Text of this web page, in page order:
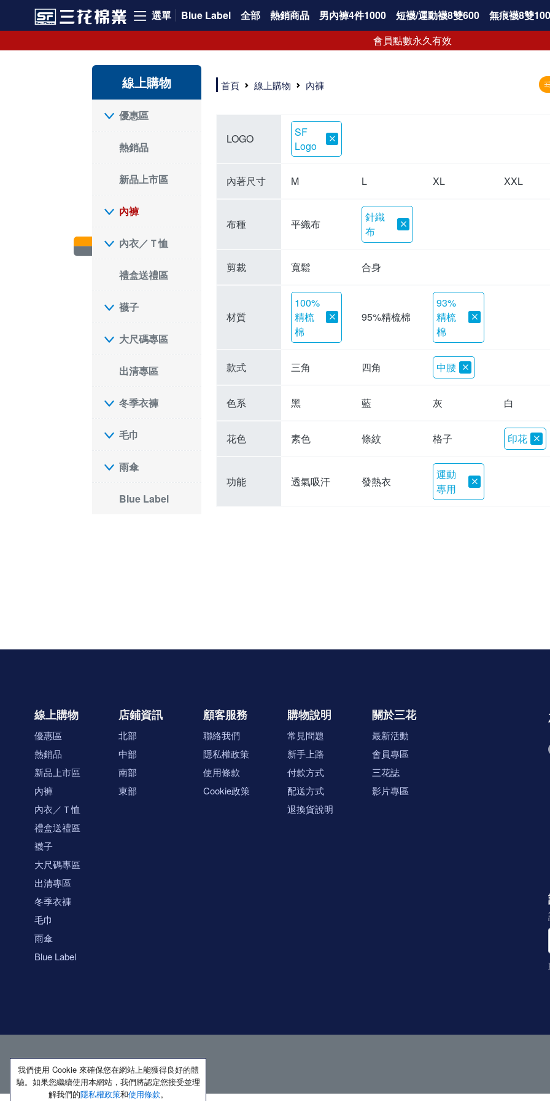
選單 Blue Label 全部 熱銷商品 男內褲4件1000 短襪/運動襪8雙600 無痕襪8雙
會員點數永久有效
線上購物
優惠區
熱銷品
新品上市區
內褲
內衣／Ｔ恤
禮盒送禮區
襪子
大尺碼專區
出清專區
冬季衣褲
毛巾
雨傘
Blue Label
選擇內褲、平口褲、純棉內褲首重品質。舒適、透氣的內褲、平口褲、純棉內褲能影響健康，須謹慎挑選。三花內褲透氣不悶，值得信賴！
三花內褲、平口褲、純棉內褲50年來持續升級，符合人體工學設計，柔軟無勒痕的鬆緊帶。三花內褲是肌膚好友，口碑熱銷！
選擇內褲首重品質。三花內褲50年來不斷升級，證明其卓越品質。符合人體工學剪裁，柔軟無痕鬆緊帶，是必買首選。兼具品質與外型，與肌膚零感接觸，穿著舒適，看來有質感。三花內褲設計獨特，質料優良，專業剪裁，呵護肌膚。新鮮高品質棉材製成，多款選擇，耐洗耐穿，三花內褲絕對首選。
"內褲購買及使用經驗網友來信分享 近年來，我經常在大型連鎖賣場如佳瑪、美華泰等地看到三花內褲的展示。最近一兩年，甚至百貨公司及街頭店鋪都開始大量出現三花專櫃或專賣店。我猜測，這應該是三花在營運策略上的調整，才使得這些改變成為現實。 本來，三花內褲一直是消費者選購內褲時的熱門選項之一。內褲櫃點的增多使我更加注意到這個品牌，因此我在選購內褲時，特意多研究了一下三花內褲的設計。 先從內褲外層包裝談起，有些內褲有PP袋包裝，有些則沒有。雖然這是一件小事，但我發現朋友們中有人會介意內褲包裝沒有PP袋。他們認為沒有PP袋會使包裝不夠精美。對我來說，有PP袋確實能提升包裝的精緻度，但內褲不裝PP袋其實也算是環保。所以，這就看每個人對內褲包裝的需求和感受了。 每次購買內褲時，我都會特別帶一件五片式剪裁的內褲。三花的平口內褲被稱為全國第一件五片式剪裁內褲，這話應該不是隨便說說的，畢竟三花是一個擁有超過50年歷史的老品牌，專注於研發和改良內褲。當初，我覺得這種設計有些花俏，只是圖個新鮮買來試試，結果發現內褲多一片真的有其優勢，尤其是減少了內褲卡屁的次數。雖然這個狀況不可能完全消失，但大大增加了穿著的舒適度。 三花內褲的價格也在我能接受的範圍內，因此它逐漸成為我的心頭好。此外，內褲選購時的另一個重要因素是鬆緊帶。看內褲是否舊了，第一眼通常看鬆緊帶。故意或不小心露出內褲褲頭的時候，印象分數也是由鬆緊帶決定的。 很多內褲品牌強調鬆緊帶的造型及花樣，這類內褲非常適合一些特殊場合，如單身聯誼或約會時穿著，能夠加分不少。日常使用的內褲則建議選擇鬆緊帶不易鬆垮的，花樣其次。三花特別強調內褲鬆緊帶的耐洗度，而其他品牌鮮少提及這一點。 分場合選擇內褲是我的習慣。特殊場合內褲要講究一點，但平日則需要選擇鬆緊帶有保障的內褲。畢竟，內褲是每天陪伴我們超過12個小時的衣物，找到適合自己且耐洗耐穿高CP值的內褲才是最明智的選擇。 內褲畢竟是消耗品，定期更換非常重要。如果內褲沾染到髒污或處於潮濕的環境，就不應該撐太久。這是因為內褲長期接觸身體的重要部位，所以選擇和保養都要謹慎。 以上是我個人的內褲使用分享，並非業配，不代表任何人的立場。內褲還是要以自身體驗最為準確。希望大家都能找到適合自己的內褲，並多多支持台灣品牌。"
首頁 線上購物 內褲
LOGO
SF
Logo
內著尺寸 M L XL XXL
布種 平織布
針織
布
剪裁 寬鬆 合身
材質
100%
精梳
棉
95%精梳棉
93%
精梳
棉
款式 三角 四角 中腰
色系 黑 藍 灰 白
花色 素色 條紋 格子 印花
功能 透氣吸汗 發熱衣
運動
專用
線上購物
優惠區
熱銷品
新品上市區
內褲
內衣／Ｔ恤
禮盒送禮區
襪子
大尺碼專區
出清專區
冬季衣褲
毛巾
雨傘
Blue Label
店鋪資訊
北部
中部
南部
東部
顧客服務
聯絡我們
隱私權政策
使用條款
Cookie政策
購物說明
常見問題
新手上路
付款方式
配送方式
退換貨說明
關於三花
最新活動
會員專區
三花誌
影片專區
我們使用 Cookie 來確保您在網站上能獲得良好的體
驗。如果您繼續使用本網站，我們將認定您接受並理
解我們的隱私權政策和使用條款。